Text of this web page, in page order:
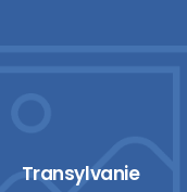
Transylvanie